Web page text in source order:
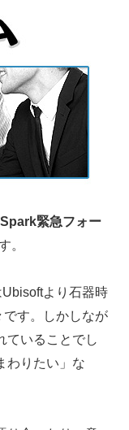
緊急フォー
。
より石器時
す。しかしなが
ていることでし
わりたい」な